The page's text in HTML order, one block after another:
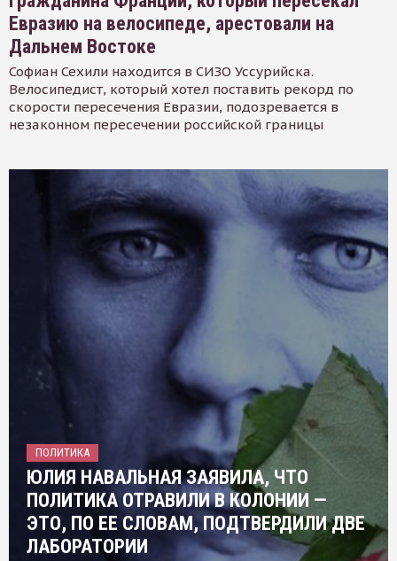
Евразию на велосипеде, арестовали на
Дальнем Востоке
Софиан Сехили находится в СИЗО Уссурийска.
Велосипедист, который хотел поставить рекорд по
скорости пересечения Евразии, подозревается в
незаконном пересечении российской границы
ПОЛИТИКА
ЮЛИЯ НАВАЛЬНАЯ ЗАЯВИЛА, ЧТО
ПОЛИТИКА ОТРАВИЛИ В КОЛОНИИ —
ЭТО, ПО ЕЕ СЛОВАМ, ПОДТВЕРДИЛИ ДВЕ
ЛАБОРАТОРИИ